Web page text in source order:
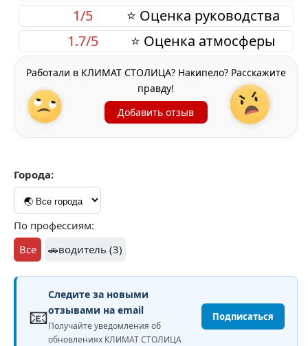
⭐ Оценка руководства
1/5
⭐ Оценка атмосферы
1.7/5
Работали в КЛИМАТ СТОЛИЦА? Накипело? Расскажите
правду!
Добавить отзыв
Города:
По профессиям:
Все
🚗водитель (3)
📧
Следите за новыми
отзывами на email
Получайте уведомления об
обновлениях КЛИМАТ СТОЛИЦА
Подписаться